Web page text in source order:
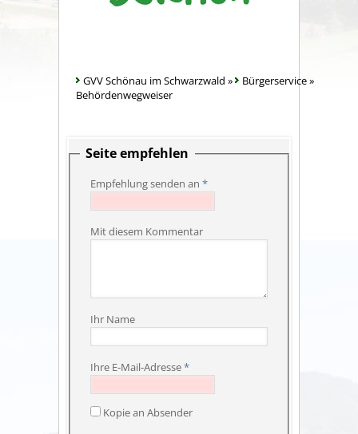
GVV Schönau im Schwarzwald » Bürgerservice»
Behördenwegweiser
Seite empfehlen
Empfehlung senden an *
Mit diesem Kommentar
Ihr Name
Ihre E-Mail-Adresse*
Kopie an Absender